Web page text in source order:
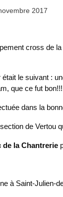
2017
cross de
était le suivant :
que ce fut bon!!!
dans la
de Vertou
de la Chantrerie
à Saint-